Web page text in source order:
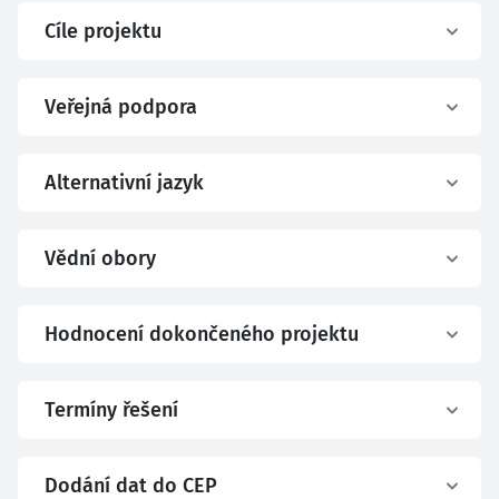
Cíle projektu
Veřejná podpora
Alternativní jazyk
Vědní obory
Hodnocení dokončeného projektu
Termíny řešení
Dodání dat do CEP